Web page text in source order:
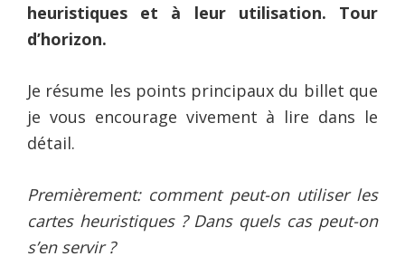
heuristiques et à leur utilisation. Tour
d’horizon.
Je résume les points principaux du billet que
je vous encourage vivement à lire dans le
détail.
Premièrement: comment peut-on utiliser les
cartes heuristiques ? Dans quels cas peut-on
s’en servir ?